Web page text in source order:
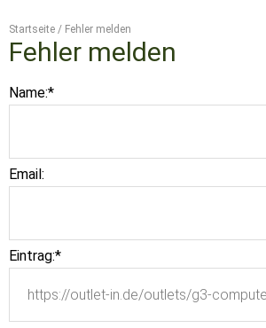
Startseite / Fehler melden
Fehler melden
Name:*
Email:
Eintrag:*